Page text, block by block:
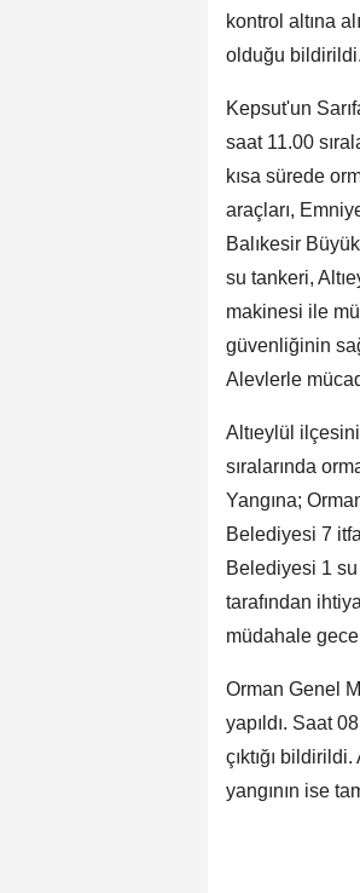
kontrol altına
olduğu bildirildi.
Kepsut'un
saat 11.00
kısa sürede
araçları,
Balıkesir
su tankeri,
makinesi ile
güvenliğinin
Alevlerle
Altıeylül
sıralarında
Yangına;
Belediyesi 7
Belediyesi 1
tarafından
müdahale
Orman Genel
yapıldı. Saat
çıktığı
yangının ise